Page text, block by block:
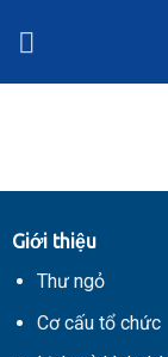
Giới thiệu
Thư ngỏ
Cơ cấu tổ chức